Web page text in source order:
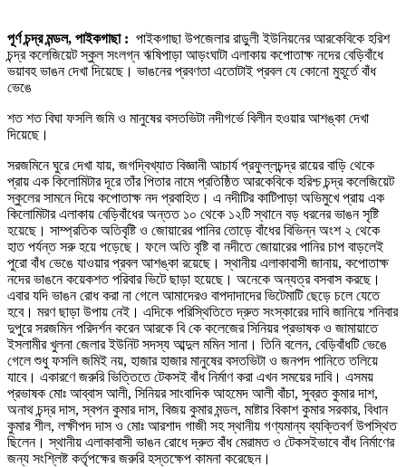
পূর্ণ চন্দ্র মন্ডল, পাইকগাছা : পাইকগাছা উপজেলার রাড়ুলী ইউনিয়নের আরকেবিকে হরিশ
চন্দ্র কলেজিয়েট স্কুল সংলগ্ন ঋষিপাড়া আড়ংঘাটা এলাকায় কপোতাক্ষ নদের বেড়িবাঁধে
ভয়াবহ ভাঙন দেখা দিয়েছে। ভাঙনের প্রবণতা এতোটাই প্রবল যে কোনো মুহূর্তে বাঁধ
ভেঙে
শত শত বিঘা ফসলি জমি ও মানুষের বসতভিটা নদীগর্ভে বিলীন হওয়ার আশঙ্কা দেখা
দিয়েছে।
সরজমিনে ঘুরে দেখা যায়, জগদ্বিখ্যাত বিজ্ঞানী আচার্য প্রফুল্লচন্দ্র রায়ের বাড়ি থেকে
প্রায় এক কিলোমিটার দূরে তাঁর পিতার নামে প্রতিষ্ঠিত আরকেবিকে হরিশ্চ চন্দ্র কলেজিয়েট
স্কুলের সামনে দিয়ে কপোতাক্ষ নদ প্রবাহিত। এ নদীটির কাটিপাড়া অভিমুখে প্রায় এক
কিলোমিটার এলাকায় বেড়িবাঁধের অন্তত ১০ থেকে ১২টি স্থানে বড় ধরনের ভাঙন সৃষ্টি
হয়েছে। সাম্প্রতিক অতিবৃষ্টি ও জোয়ারের পানির তোড়ে বাঁধের বিভিন্ন অংশ ২ থেকে
হাত পর্যন্ত সরু হয়ে পড়েছে। ফলে অতি বৃষ্টি বা নদীতে জোয়ারের পানির চাপ বাড়লেই
পুরো বাঁধ ভেঙে যাওয়ার প্রবল আশঙ্কা রয়েছে। স্থানীয় এলাকাবাসী জানায়, কপোতাক্ষ
নদের ভাঙনে কয়েকশত পরিবার ভিটে ছাড়া হয়েছে। অনেকে অন্যত্র বসবাস করছে।
এবার যদি ভাঙন রোধ করা না গেলে আমাদেরও বাপদাদাদের ভিটেমাটি ছেড়ে চলে যেতে
হবে। মরণ ছাড়া উপায় নেই। এদিকে পরিস্থিতিতে দ্রুত সংস্কারের দাবি জানিয়ে শনিবার
দুপুরে সরজমিন পরিদর্শন করেন আরকে বি কে কলেজের সিনিয়র প্রভাষক ও জামায়াতে
ইসলামীর খুলনা জেলার ইউনিট সদস্য আব্দুল মমিন সানা। তিনি বলেন, বেড়িবাঁধটি ভেঙে
গেলে শুধু ফসলি জমিই নয়, হাজার হাজার মানুষের বসতভিটা ও জনপদ পানিতে তলিয়ে
যাবে। একারণে জরুরি ভিত্তিতে টেকসই বাঁধ নির্মাণ করা এখন সময়ের দাবি। এসময়
প্রভাষক মোঃ আব্বাস আলী, সিনিয়র সাংবাদিক আহমেদ আলী বাঁচা, সুব্রত কুমার দাশ,
অনাথ চন্দ্র দাস, স্বপন কুমার দাস, বিজয় কুমার মন্ডল, মাষ্টার বিকাশ কুমার সরকার, বিধান
কুমার শীল, লক্ষীপদ দাস ও মোঃ আরশাদ গাজী সহ স্থানীয় গণ্যমান্য ব্যক্তিবর্গ উপস্থিত
ছিলেন। স্থানীয় এলাকাবাসী ভাঙন রোধে দ্রুত বাঁধ মেরামত ও টেকসইভাবে বাঁধ নির্মাণের
জন্য সংশ্লিষ্ট কর্তৃপক্ষের জরুরি হস্তক্ষেপ কামনা করেছেন।